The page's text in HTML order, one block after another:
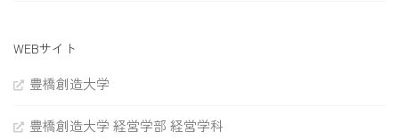
WEBサイト
豊橋創造大学
豊橋創造大学 経営学部 経営学科